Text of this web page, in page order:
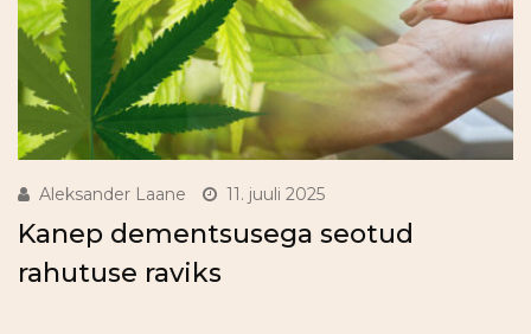
Aleksander Laane 11. juuli 2025
Kanep dementsusega seotud
rahutuse raviks